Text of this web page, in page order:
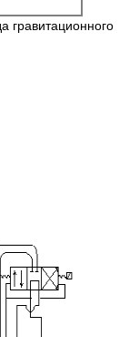
гравитационного